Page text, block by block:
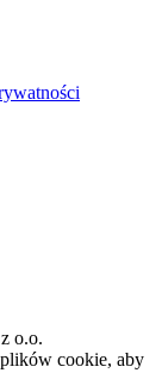
o.o.
cookie, aby